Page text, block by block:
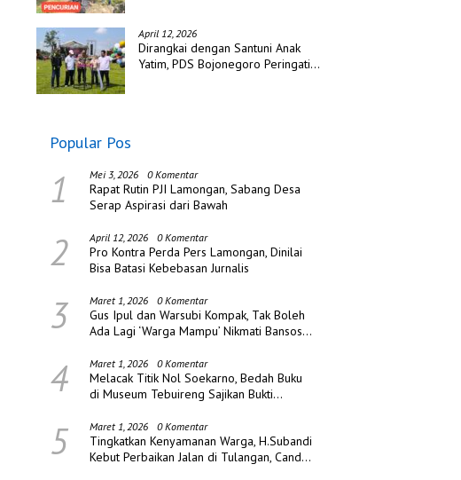
April 12, 2026
Dirangkai dengan Santuni Anak
Yatim, PDS Bojonegoro Peringati
Popular Pos
1 Mei 3, 2026 0 Komentar
Rapat Rutin PJI Lamongan, Sabang Desa
Serap Aspirasi dari Bawah
2 April 12, 2026 0 Komentar
Pro Kontra Perda Pers Lamongan, Dinilai
Bisa Batasi Kebebasan Jurnalis
3 Maret 1, 2026 0 Komentar
Gus Ipul dan Warsubi Kompak, Tak Boleh
Ada Lagi ‘Warga Mampu’ Nikmati Bansos
4 Maret 1, 2026 0 Komentar
Melacak Titik Nol Soekarno, Bedah Buku
di Museum Tebuireng Sajikan Bukti
5 Maret 1, 2026 0 Komentar
Tingkatkan Kenyamanan Warga, H.Subandi
Kebut Perbaikan Jalan di Tulangan, Candi